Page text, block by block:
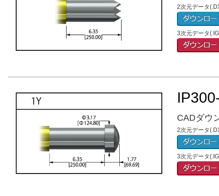
2次元データ
3次元デー
CADダウ
2次元データ
3次元デー